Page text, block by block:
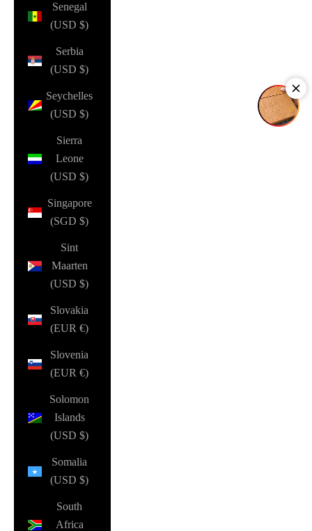
Senegal
(USD $)
Serbia
(USD $)
Seychelles
(USD $)
Sierra
Leone
(USD $)
Singapore
(SGD $)
Sint
Maarten
(USD $)
Slovakia
(EUR €)
Slovenia
(EUR €)
Solomon
Islands
(USD $)
Somalia
(USD $)
South
Africa